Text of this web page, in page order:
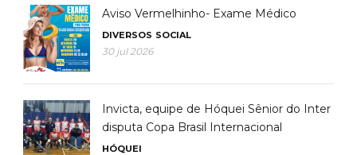
Aviso Vermelhinho- Exame Médico
DIVERSOS SOCIAL
30 jul 2026
Invicta, equipe de Hóquei Sênior do Inter
disputa Copa Brasil Internacional
HÓQUEI